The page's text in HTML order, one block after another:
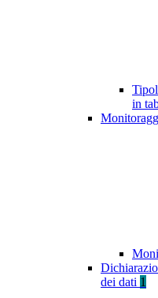
in
dei dati 1